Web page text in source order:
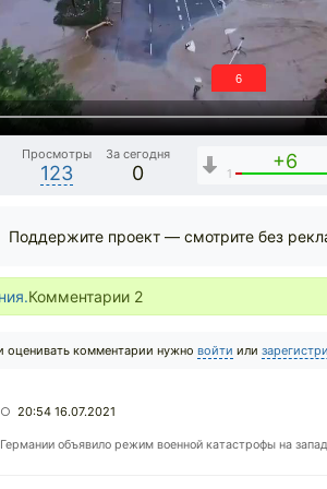
6
Просмотры
123
За сегодня
0
+6
1
Поддержите проект — смотрите без
Комментарии 2
оценивать комментарии нужно войти или
○ 20:54 16.07.2021
объявило режим военной катастрофы на